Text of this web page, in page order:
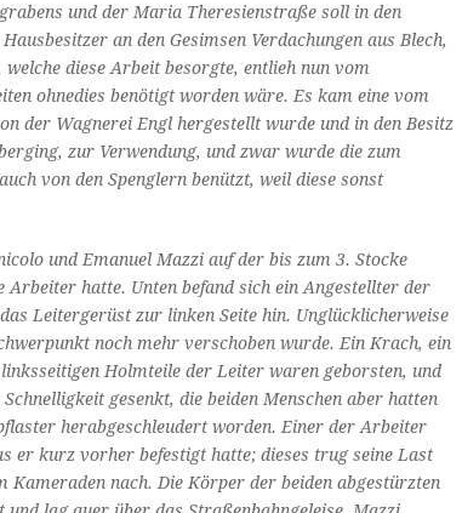
und der Maria Theresienstraße soll in den
an den Ge­simsen Verdachungen aus Blech,
diese Arbeit besorgte, ent­lieh nun vom
ohne­dies benötigt worden wäre. Es kam eine vom
der Wagnerei Engl hergestellt wurde und in den Besitz
zur Verwendung, und zwar wurde die zum
von den Spenglern benützt, weil diese sonst
und Emanuel Mazzi auf der bis zum 3. Stocke
hatte. Unten befand sich ein Angestellter der
Leitergerüst zur linken Seite hin. Unglücklicherweise
noch mehr verschoben wurde. Ein Krach, ein
Holmteile der Leiter waren geborsten, und
gesenkt, die beiden Menschen aber hatten
herabgeschleudert worden. Einer der Arbeiter
er kurz vorher befestigt hatte; dieses trug seine Last
nach. Die Körper der beiden abgestürzten